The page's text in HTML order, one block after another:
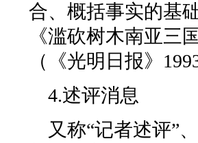
合、概括事实的基
《滥砍树木南亚三
（《光明日报》
4.述评消息
又称“记者述评”